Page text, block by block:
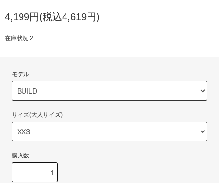
4,199円(税込4,619円)
在庫状況 2
モデル
サイズ(大人サイズ)
購入数